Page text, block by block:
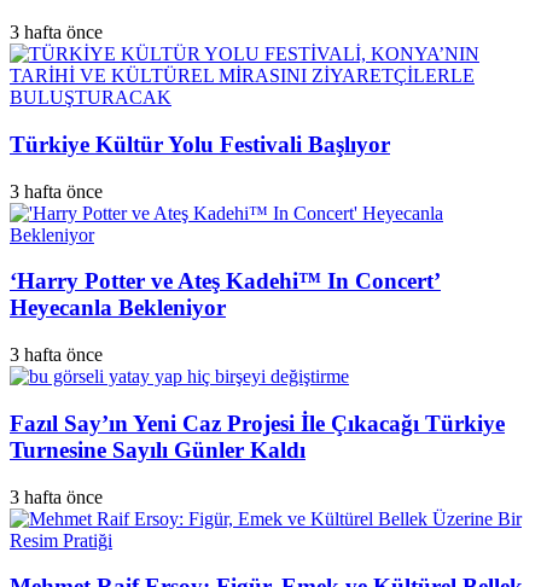
3 hafta önce
Türkiye Kültür Yolu Festivali Başlıyor
3 hafta önce
‘Harry Potter ve Ateş Kadehi™ In Concert’
Heyecanla Bekleniyor
3 hafta önce
Fazıl Say’ın Yeni Caz Projesi İle Çıkacağı Türkiye
Turnesine Sayılı Günler Kaldı
3 hafta önce